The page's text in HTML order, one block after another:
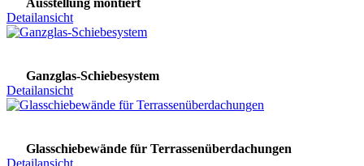
Detailansicht
Ganzglas-Schiebesystem
Detailansicht
Glasschiebewände für Terrassenüberdachungen
Detailansicht